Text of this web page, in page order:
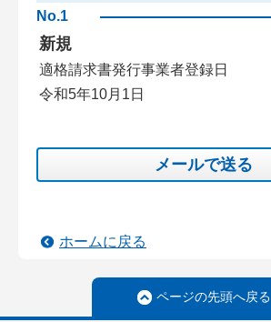
No.1
新規
適格請求書発行事業者登録日
令和5年10月1日
メールで送る
ホームに戻る
ページの先頭へ戻る